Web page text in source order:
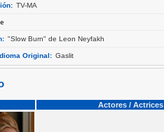
TV-MA
"Slow Burn" de Leon Neyfakh
Original: Gaslit
Actores / Actrices